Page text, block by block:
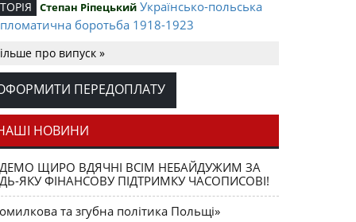
Степан Ріпецький Українсько-польська
боротьба 1918-1923
НАЦІЇ Оксана Захарчук
ВИДАННЯ Юрій Щербак Opus magnum
К. Романчука
К. Романчука
РЕДАКЦІЙНЕ Олег К. Романчук Журавель і
як уособлення української політстратегії й
про випуск »
ПЕРЕДОПЛАТУ
НОВИНИ
ЩИРО ВДЯЧНІ ВСІМ НЕБАЙДУЖИМ ЗА
ЯКУ ФІНАНСОВУ ПІДТРИМКУ ЧАСОПИСОВІ!
та згубна політика Польщі»